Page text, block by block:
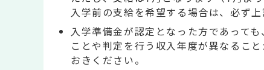
入学前の支給を希望する場合は、必ず
入学準備金が認定となった方であって
ことや判定を行う収入年度が異なるこ
おきください。